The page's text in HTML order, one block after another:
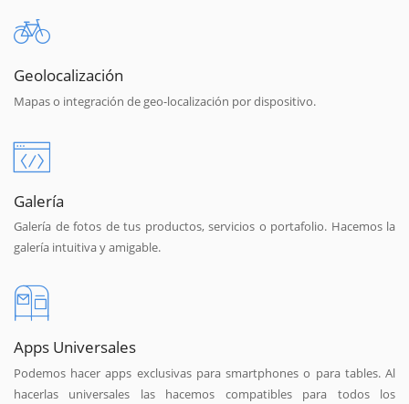
Geolocalización
Mapas o integración de geo-localización por dispositivo.
Galería
Galería de fotos de tus productos, servicios o portafolio. Hacemos la
galería intuitiva y amigable.
Apps Universales
Podemos hacer apps exclusivas para smartphones o para tables. Al
hacerlas universales las hacemos compatibles para todos los